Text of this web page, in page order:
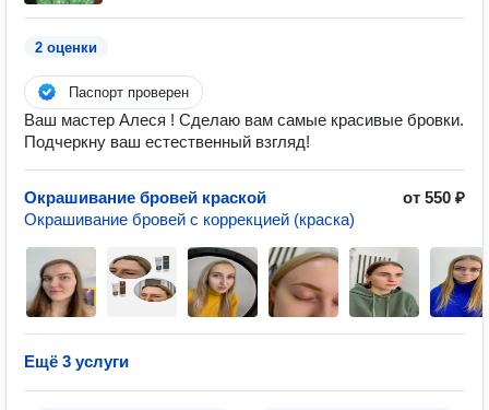
2 оценки
Паспорт проверен
Ваш мастер Алеся ! Сделаю вам самые красивые бровки.
Подчеркну ваш естественный взгляд!
Окрашивание бровей краской
от 550 ₽
Окрашивание бровей с коррекцией (краска)
Ещё 3 услуги